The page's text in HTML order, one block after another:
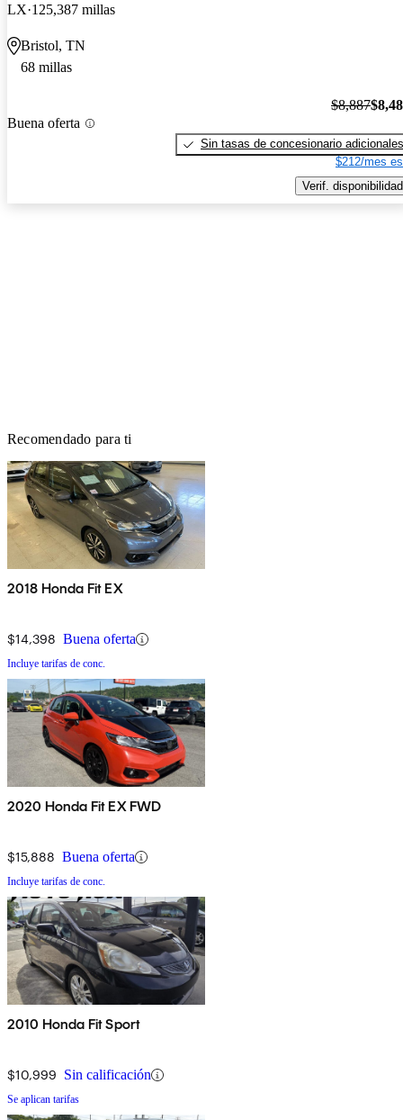
LX 125,387 millas
Bristol, TN
68 millas
Buena oferta
$8,887
Sin tasas de concesionario adicionales
$212/mes
Verif. disponibilidad
Recomendado para ti
2018 Honda Fit EX
$14,398 Buena oferta
Incluye tarifas de conc.
2020 Honda Fit EX FWD
$15,888 Buena oferta
Incluye tarifas de conc.
2010 Honda Fit Sport
$10,999 Sin calificación
Se aplican tarifas